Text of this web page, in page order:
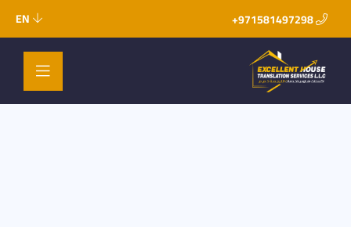
971581497298+
EN